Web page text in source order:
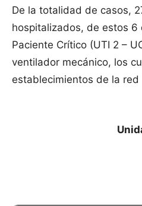
De la totalidad de casos,
hospitalizados, de estos 6
Paciente Crítico (UTI 2 –
ventilador mecánico, los
establecimientos de la red